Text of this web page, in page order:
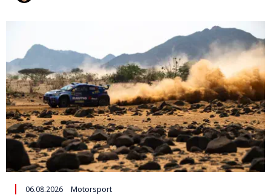
06.08.2026 Motorsport